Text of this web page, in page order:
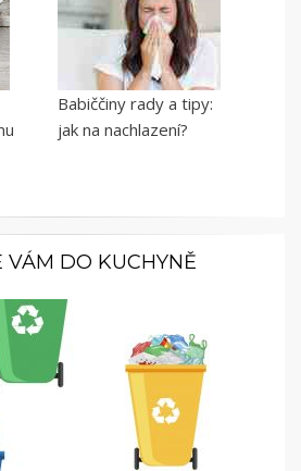
Babiččiny rady a tipy:
jak na nachlazení?
VÁM DO KUCHYNĚ